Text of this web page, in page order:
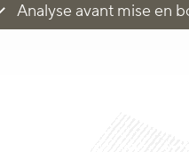
Analyse avant mise en